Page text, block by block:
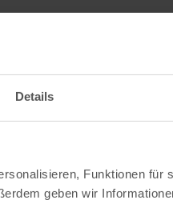
Details
Funktionen für
geben wir